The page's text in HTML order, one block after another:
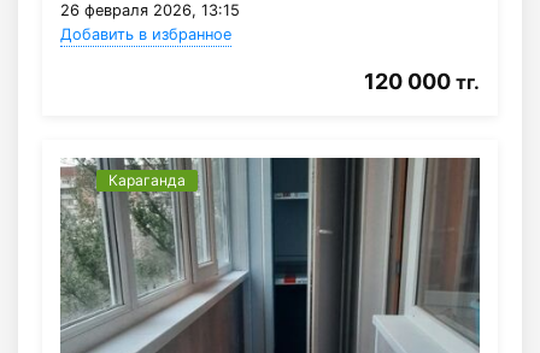
26 февраля 2026, 13:15
Добавить в избранное
120 000 тг.
Караганда